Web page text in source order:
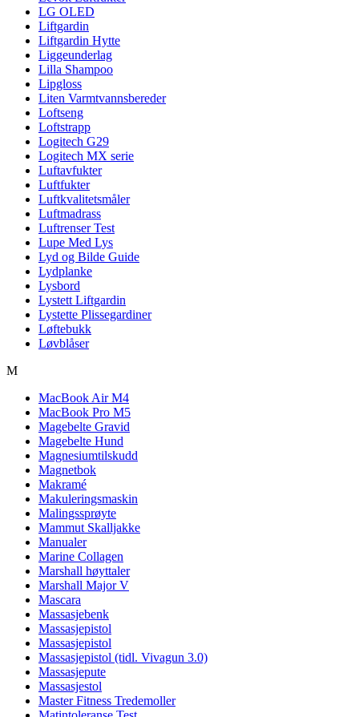
LG OLED
Liftgardin
Liftgardin Hytte
Liggeunderlag
Lilla Shampoo
Lipgloss
Liten Varmtvannsbereder
Loftseng
Loftstrapp
Logitech G29
Logitech MX serie
Luftavfukter
Luftfukter
Luftkvalitetsmåler
Luftmadrass
Luftrenser Test
Lupe Med Lys
Lyd og Bilde Guide
Lydplanke
Lysbord
Lystett Liftgardin
Lystette Plissegardiner
Løftebukk
Løvblåser
M
MacBook Air M4
MacBook Pro M5
Magebelte Gravid
Magebelte Hund
Magnesiumtilskudd
Magnetbok
Makramé
Makuleringsmaskin
Malingssprøyte
Mammut Skalljakke
Manualer
Marine Collagen
Marshall høyttaler
Marshall Major V
Mascara
Massasjebenk
Massasjepistol
Massasjepistol
Massasjepistol (tidl. Vivagun 3.0)
Massasjepute
Massasjestol
Master Fitness Tredemoller